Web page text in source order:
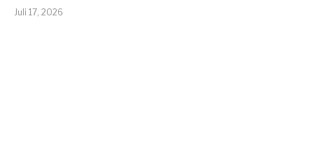
Juli 17, 2026